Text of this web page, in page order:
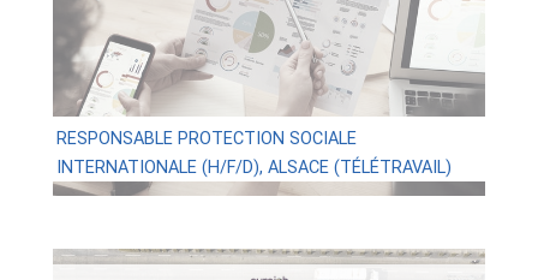
RESPONSABLE PROTECTION SOCIALE
INTERNATIONALE (H/F/D), ALSACE (TÉLÉTRAVAIL)